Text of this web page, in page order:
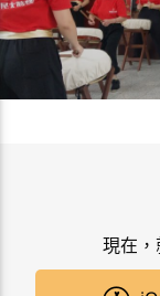
現在，